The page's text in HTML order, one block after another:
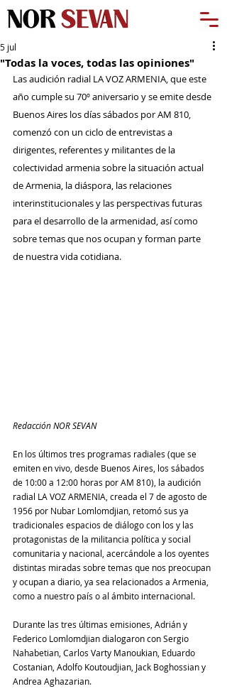
"Todas la voces, todas las opiniones"
5 jul
Las audición radial LA VOZ ARMENIA, que este
año cumple su 70º aniversario y se emite desde
Buenos Aires los días sábados por AM 810,
comenzó con un ciclo de entrevistas a
dirigentes, referentes y militantes de la
colectividad armenia sobre la situación actual
de Armenia, la diáspora, las relaciones
interinstitucionales y las perspectivas futuras
para el desarrollo de la armenidad, así como
sobre temas que nos ocupan y forman parte
de nuestra vida cotidiana.
Redacción NOR SEVAN
En los últimos tres programas radiales (que se
emiten en vivo, desde Buenos Aires, los sábados
de 10:00 a 12:00 horas por AM 810), la audición
radial LA VOZ ARMENIA, creada el 7 de agosto de
1956 por Nubar Lomlomdjian, retomó sus ya
tradicionales espacios de diálogo con los y las
protagonistas de la militancia política y social
comunitaria y nacional, acercándole a los oyentes
distintas miradas sobre temas que nos preocupan
y ocupan a diario, ya sea relacionados a Armenia,
como a nuestro país o al ámbito internacional.
Durante las tres últimas emisiones, Adrián y
Federico Lomlomdjian dialogaron con Sergio
Nahabetian, Carlos Varty Manoukian, Eduardo
Costanian, Adolfo Koutoudjian, Jack Boghossian y
Andrea Aghazarian.